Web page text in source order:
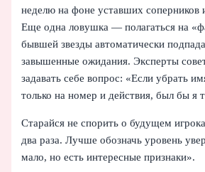
неделю на фоне уставших соперников
Еще одна ловушка — полагаться на
бывшей звезды автоматически
завышенные ожидания. Эксперты
задавать себе вопрос: «Если убрать
только на номер и действия, был бы я
Старайся не спорить о будущем
два раза. Лучше обозначь уровень
мало, но есть интересные признаки».